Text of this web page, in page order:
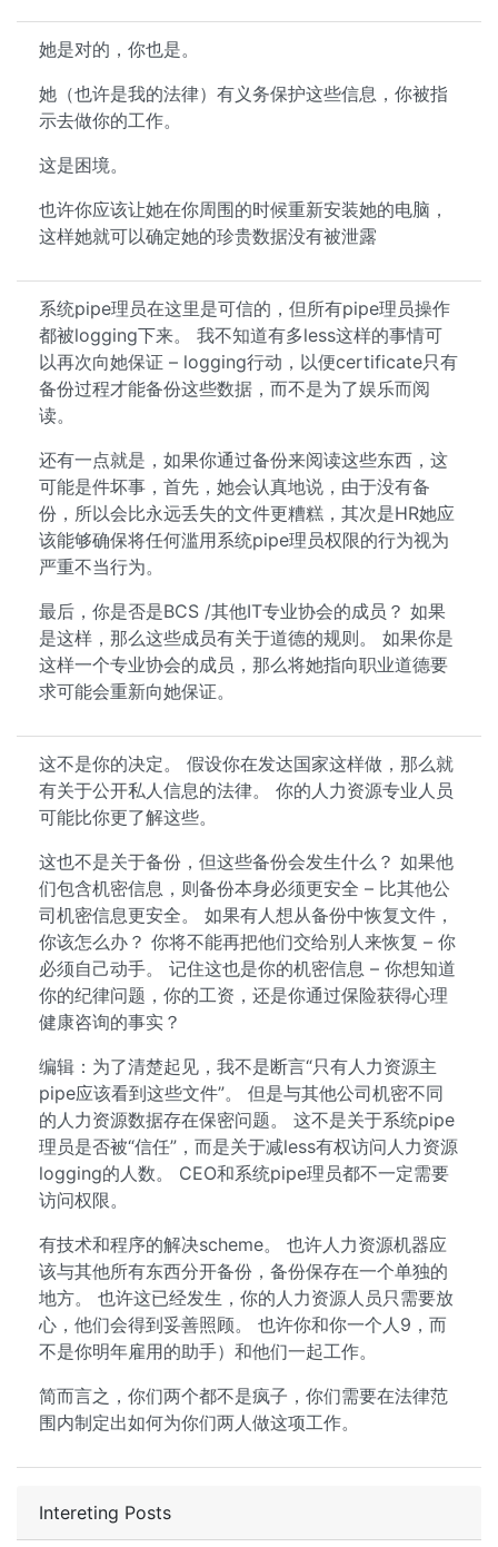
Intereting Posts
她是对的，你也是。
她（也许是我的法律）有义务保护这些信息，你被指
示去做你的工作。
这是困境。
也许你应该让她在你周围的时候重新安装她的电脑，
这样她就可以确定她的珍贵数据没有被泄露
系统pipe理员在这里是可信的，但所有pipe理员操作
都被logging下来。 我不知道有多less这样的事情可
以再次向她保证 – logging行动，以便certificate只有
备份过程才能备份这些数据，而不是为了娱乐而阅
读。
还有一点就是，如果你通过备份来阅读这些东西，这
可能是件坏事，首先，她会认真地说，由于没有备
份，所以会比永远丢失的文件更糟糕，其次是HR她应
该能够确保将任何滥用系统pipe理员权限的行为视为
严重不当行为。
最后，你是否是BCS /其他IT专业协会的成员？ 如果
是这样，那么这些成员有关于道德的规则。 如果你是
这样一个专业协会的成员，那么将她指向职业道德要
求可能会重新向她保证。
这不是你的决定。 假设你在发达国家这样做，那么就
有关于公开私人信息的法律。 你的人力资源专业人员
可能比你更了解这些。
这也不是关于备份，但这些备份会发生什么？ 如果他
们包含机密信息，则备份本身必须更安全 – 比其他公
司机密信息更安全。 如果有人想从备份中恢复文件，
你该怎么办？ 你将不能再把他们交给别人来恢复 – 你
必须自己动手。 记住这也是你的机密信息 – 你想知道
你的纪律问题，你的工资，还是你通过保险获得心理
健康咨询的事实？
编辑：为了清楚起见，我不是断言“只有人力资源主
pipe应该看到这些文件”。 但是与其他公司机密不同
的人力资源数据存在保密问题。 这不是关于系统pipe
理员是否被“信任”，而是关于减less有权访问人力资源
logging的人数。 CEO和系统pipe理员都不一定需要
访问权限。
有技术和程序的解决scheme。 也许人力资源机器应
该与其他所有东西分开备份，备份保存在一个单独的
地方。 也许这已经发生，你的人力资源人员只需要放
心，他们会得到妥善照顾。 也许你和你一个人9，而
不是你明年雇用的助手）和他们一起工作。
简而言之，你们两个都不是疯子，你们需要在法律范
围内制定出如何为你们两人做这项工作。